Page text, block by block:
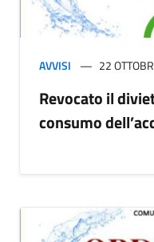
AVVISI 22
Revocato il
consumo